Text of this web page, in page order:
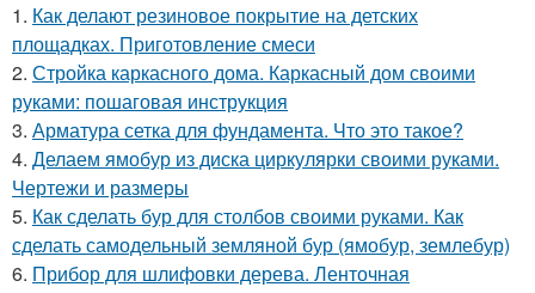
1. Как делают резиновое покрытие на детских
площадках. Приготовление смеси
2. Стройка каркасного дома. Каркасный дом своими
руками: пошаговая инструкция
3. Арматура сетка для фундамента. Что это такое?
4. Делаем ямобур из диска циркулярки своими руками.
Чертежи и размеры
5. Как сделать бур для столбов своими руками. Как
сделать самодельный земляной бур (ямобур, землебур)
6. Прибор для шлифовки дерева. Ленточная